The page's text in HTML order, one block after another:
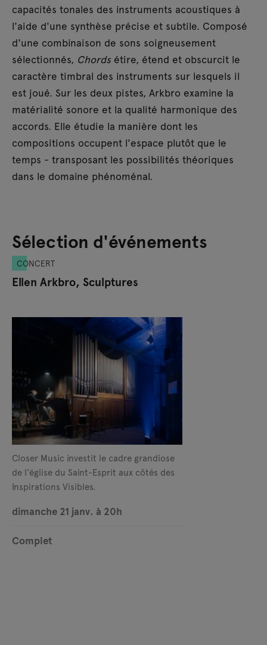
capacités tonales des instruments acoustiques à
l'aide d'une synthèse précise et subtile. Composé
d'une combinaison de sons soigneusement
sélectionnés, Chords étire, étend et obscurcit le
caractère timbral des instruments sur lesquels il
est joué. Sur les deux pistes, Arkbro examine la
matérialité sonore et la qualité harmonique des
accords. Elle étudie la manière dont les
compositions occupent l'espace plutôt que le
temps - transposant les possibilités théoriques
dans le domaine phénoménal.
Sélection d'événements
CONCERT
Ellen Arkbro, Sculptures
Closer Music investit le cadre grandiose
de l'église du Saint-Esprit aux côtés des
Inspirations Visibles.
dimanche 21 janv. à 20h
Complet